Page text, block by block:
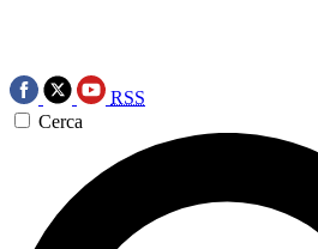
RSS
Cerca